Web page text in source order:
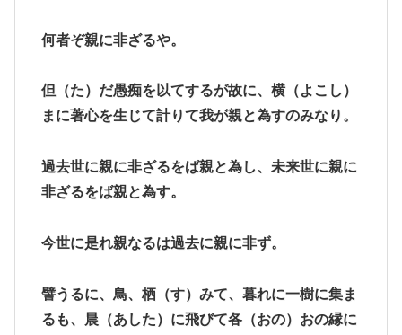
何者ぞ親に非ざるや。
但（た）だ愚痴を以てするが故に、横（よこし）
まに著心を生じて計りて我が親と為すのみなり。
過去世に親に非ざるをば親と為し、未来世に親に
非ざるをば親と為す。
今世に是れ親なるは過去に親に非ず。
譬うるに、鳥、栖（す）みて、暮れに一樹に集ま
るも、晨（あした）に飛びて各（おの）おの縁に